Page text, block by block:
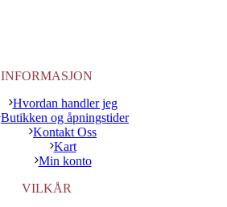
INFORMASJON
Hvordan handler jeg
Butikken og åpningstider
Kontakt Oss
Kart
Min konto
VILKÅR